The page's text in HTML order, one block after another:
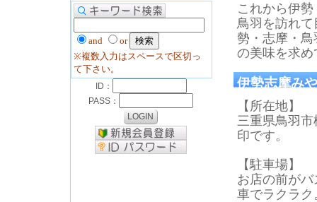
and
or
※複数入力はスペースで区切っ
て下さい。
これから伊
鳥羽を訪れ
勢・志摩・
の美味を求
伊勢志摩み
【所在地】
三重県鳥羽
印です。
【駐車場】
お店の前が
車でラクラク